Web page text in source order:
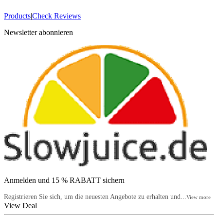
Products|Check Reviews
Newsletter abonnieren
Anmelden und 15 % RABATT sichern
Registrieren Sie sich, um die neuesten Angebote zu erhalten und... View more
View Deal